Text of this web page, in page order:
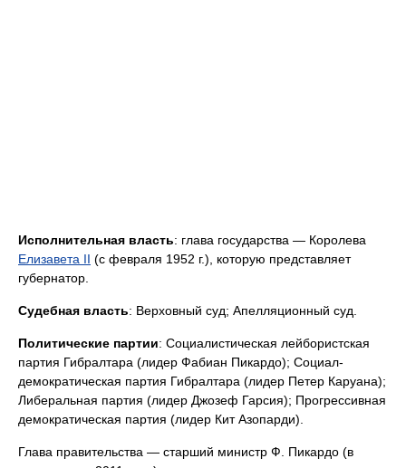
Исполнительная власть: глава государства — Королева
Елизавета II (с февраля 1952 г.), которую представляет
губернатор.
Судебная власть: Верховный суд; Апелляционный суд.
Политические партии: Социалистическая лейбористская
партия Гибралтара (лидер Фабиан Пикардо); Социал-
демократическая партия Гибралтара (лидер Петер Каруана);
Либеральная партия (лидер Джозеф Гарсия); Прогрессивная
демократическая партия (лидер Кит Азопарди).
Глава правительства — старший министр Ф. Пикардо (в